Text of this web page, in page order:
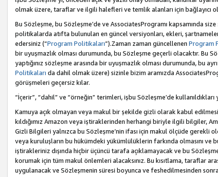
olmak üzere, taraflar ve ilgili halefleri ve temlik alanları için bağlayıcı
Bu Sözleşme, bu Sözleşme’de ve AssociatesProgramı kapsamında
politikalarda atıfta bulunulan en güncel versiyonları, ekleri,
edersiniz (“Program Politikaları”).Zaman zaman güncellenen Program
bir uyuşmazlık olması durumunda, bu Sözleşme geçerli olacaktır. Bu
yaptığınız sözleşme arasında bir uyuşmazlık olması durumunda, bu
Politikaları da dahil olmak üzere) sizinle bizim aramızda
görüşmeleri geçersiz kılar.
“İçerir”, “dahil” ve “örneğin” terimleri, işbu Sözleşme’de
Kamuya açık olmayan veya makul bir şekilde gizli olarak kabul
kıldığımız Amazon veya iştiraklerinden herhangi biriyle ilgili bilgiler,
Gizli Bilgileri yalnızca bu Sözleşme’nin ifası için makul ölçüde gerekli
veya kuruluşların bu hükümdeki yükümlülüklerin farkında olmasını ve
iştirakleriniz dışında hiçbir üçüncü tarafa açıklamayacak ve bu
korumak için tüm makul önlemleri alacaksınız. Bu kısıtlama, taraflar
uygulanacak ve Sözleşmenin süresi boyunca ve feshedilmesinden